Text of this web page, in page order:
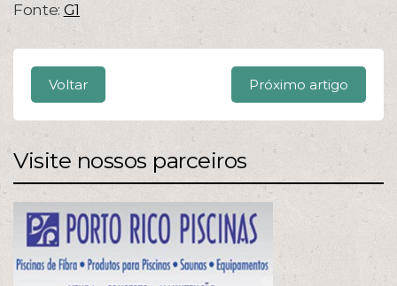
Fonte: G1
Voltar Próximo artigo
Visite nossos parceiros